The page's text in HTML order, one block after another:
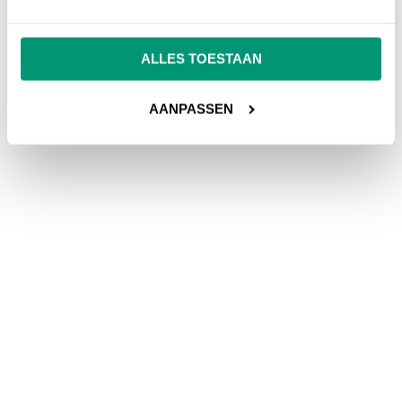
ALLES TOESTAAN
AANPASSEN